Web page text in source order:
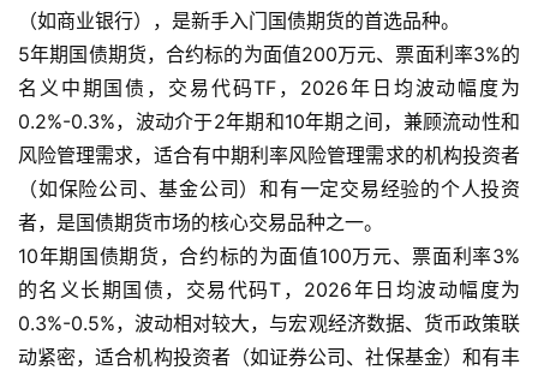
（如商业银行），是新手入门国债期货的首选品种。
5年期国债期货，合约标的为面值200万元、票面利率3%的
名义中期国债，交易代码TF，2026年日均波动幅度为
0.2%-0.3%，波动介于2年期和10年期之间，兼顾流动性和
风险管理需求，适合有中期利率风险管理需求的机构投资者
（如保险公司、基金公司）和有一定交易经验的个人投资
者，是国债期货市场的核心交易品种之一。
10年期国债期货，合约标的为面值100万元、票面利率3%
的名义长期国债，交易代码T，2026年日均波动幅度为
0.3%-0.5%，波动相对较大，与宏观经济数据、货币政策联
动紧密，适合机构投资者（如证券公司、社保基金）和有丰